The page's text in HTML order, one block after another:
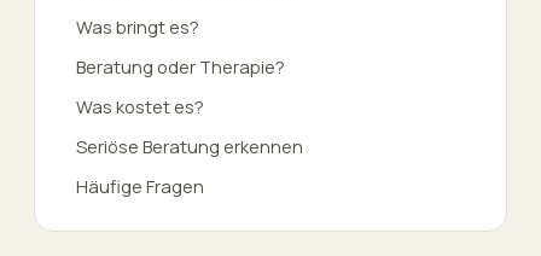
Was bringt es?
Beratung oder Therapie?
Was kostet es?
Seriöse Beratung erkennen
Häufige Fragen